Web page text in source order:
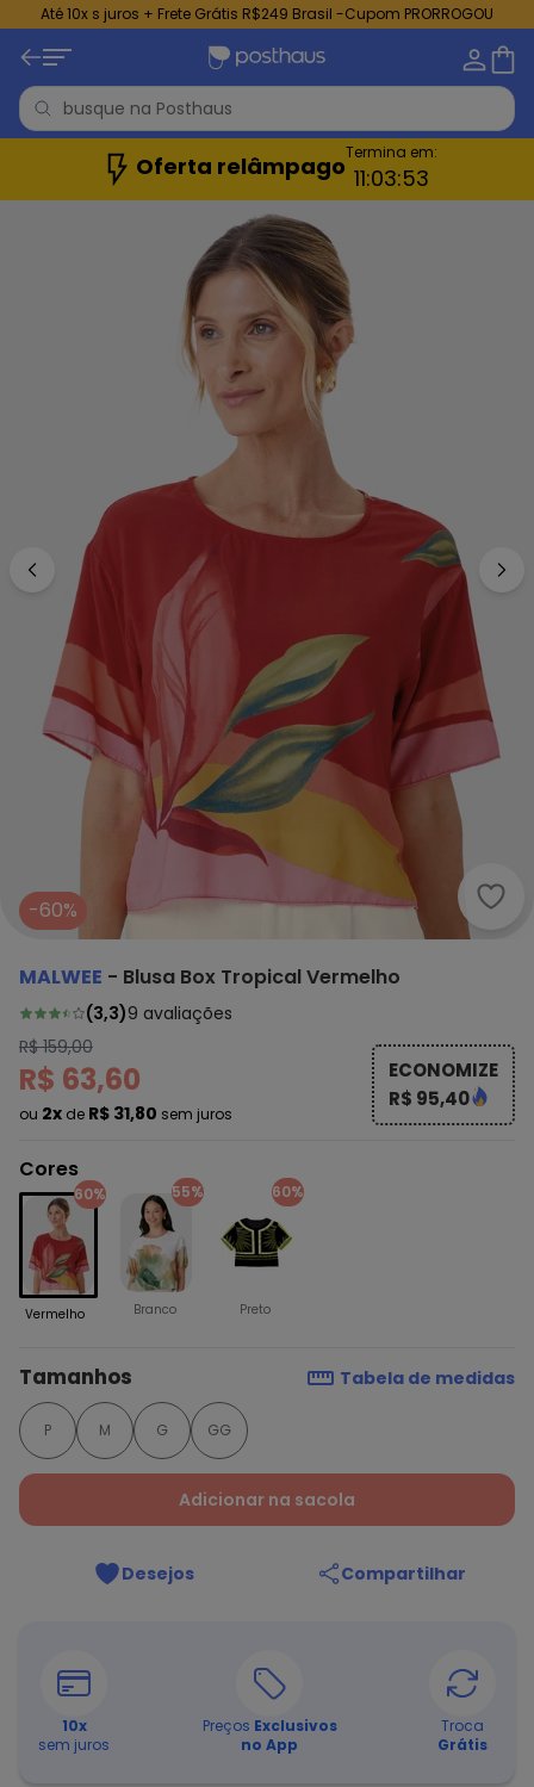
Até 10x s juros + Frete Grátis R$249 Brasil -Cupom PRORROGOU
Oferta relâmpagoTermina em:
11:03:51
-60%
MALWEE - Blusa Box Tropical Vermelho
(3,3)9 avaliações
R$ 159,00
R$ 63,60
ou 2x de R$ 31,80 sem juros
ECONOMIZE
R$ 95,40
Cores
60%
Vermelho
55%
Branco
60%
Preto
Tamanhos Tabela de medidas
P M G GG
Adicionar na sacola
Desejos Compartilhar
10x
sem juros
Preços Exclusivos
no App
Troca
Grátis